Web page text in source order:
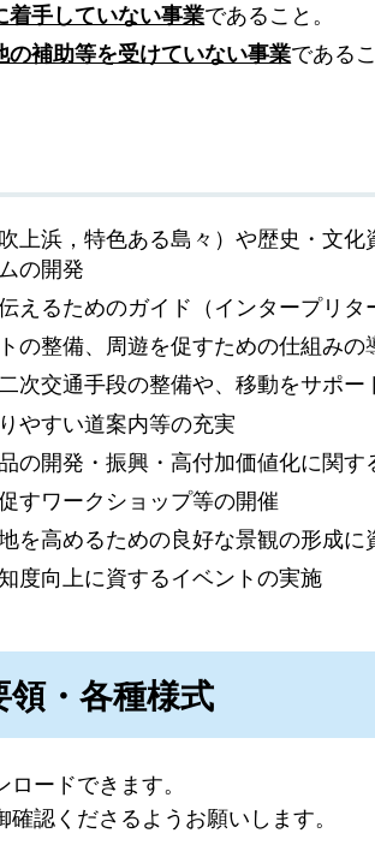
着手していない事業であること。
の補助等を受けていない事業であるこ
上浜，特色ある島々）や歴史・文
の開発
えるためのガイド（インタープリタ
の整備、周遊を促すための仕組みの
次交通手段の整備や、移動をサポー
やすい道案内等の充実
の開発・振興・高付加価値化に関す
すワークショップ等の開催
を高めるための良好な景観の形成に
度向上に資するイベントの実施
領・各種様式
ードできます。
認くださるようお願いします。